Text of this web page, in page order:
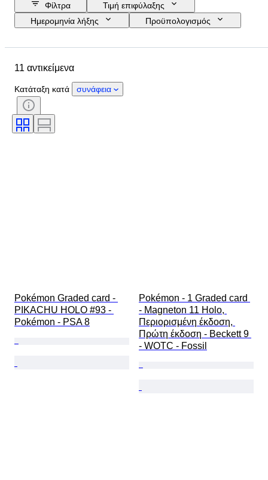
Φίλτρα
Τιμή επιφύλαξης
Ημερομηνία λήξης
Προϋπολογισμός
Γλώσσα
Τύπος κάρτας ανταλλαγής
Παιχνίδι με συλλεκτικές κάρτες
Εταιρεία βαθμού
Χαρακτηριστικά συλλεκτικών καρτών
11 αντικείμενα
Κατάταξη κατά συνάφεια
Pokémon Graded card -
PIKACHU HOLO #93 -
Pokémon - PSA 8
Pokémon - 1 Graded card
- Magneton 11 Holo,
Περιορισμένη έκδοση,
Πρώτη έκδοση - Beckett 9
- WOTC - Fossil